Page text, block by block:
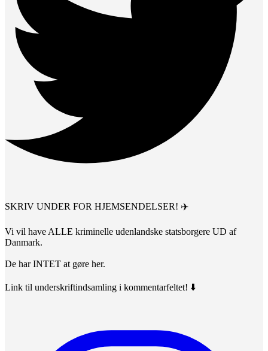
SKRIV UNDER FOR HJEMSENDELSER! ✈️
Vi vil have ALLE kriminelle udenlandske statsborgere UD af
Danmark.
De har INTET at gøre her.
Link til underskriftindsamling i kommentarfeltet! ⬇️